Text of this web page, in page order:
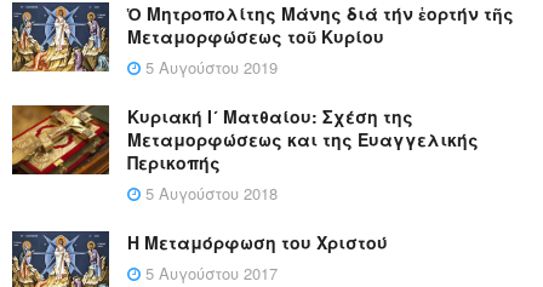
Ὁ Μητροπολίτης Μάνης διά τήν ἑορτήν τῆς
Μεταμορφώσεως τοῦ Κυρίου
5 Αυγούστου 2019
Κυριακή Ι´ Ματθαίου: Σχέση της
Μεταμορφώσεως και της Ευαγγελικής
Περικοπής
5 Αυγούστου 2018
Η Μεταμόρφωση του Χριστού
5 Αυγούστου 2017